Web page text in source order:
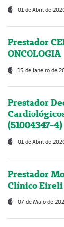
01 de Abril de
Prestador
ONCOLOGIA
15 de Janeiro de
Prestador
(51004347-4)
01 de Abril de
Prestador
Clínico Eireli
07 de Maio de